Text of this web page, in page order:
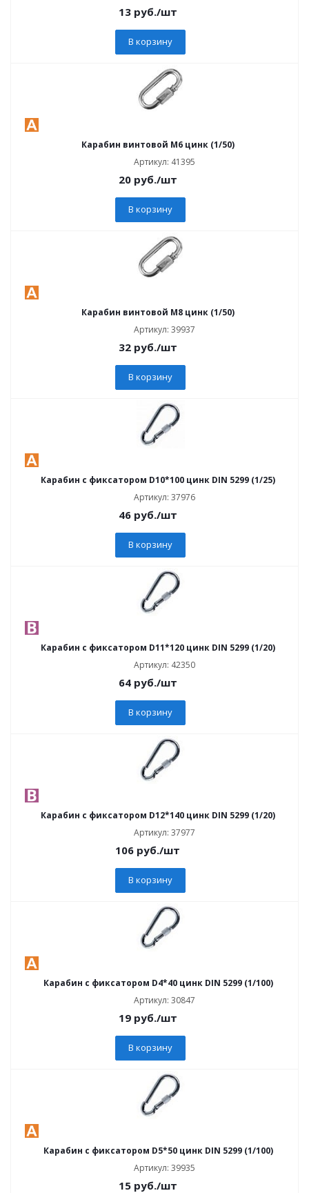
13руб./шт
В корзину
Карабин винтовой M6 цинк (1/50)
Артикул: 41395
20руб./шт
В корзину
Карабин винтовой M8 цинк (1/50)
Артикул: 39937
32руб./шт
В корзину
Карабин с фиксатором D10*100 цинк DIN 5299 (1/25)
Артикул: 37976
46руб./шт
В корзину
Карабин с фиксатором D11*120 цинк DIN 5299 (1/20)
Артикул: 42350
64руб./шт
В корзину
Карабин с фиксатором D12*140 цинк DIN 5299 (1/20)
Артикул: 37977
106 руб./шт
В корзину
Карабин с фиксатором D4*40 цинк DIN 5299 (1/100)
Артикул: 30847
19руб./шт
В корзину
Карабин с фиксатором D5*50 цинк DIN 5299 (1/100)
Артикул: 39935
15руб./шт